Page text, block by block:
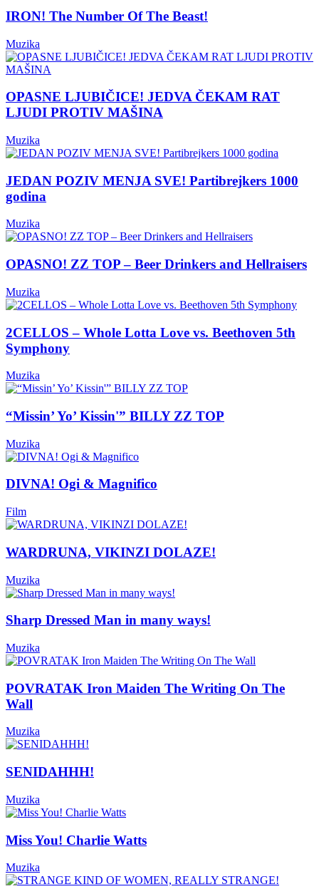
IRON! The Number Of The Beast!
Muzika
OPASNE LJUBIČICE! JEDVA ČEKAM RAT
LJUDI PROTIV MAŠINA
Muzika
JEDAN POZIV MENJA SVE! Partibrejkers 1000
godina
Muzika
OPASNO! ZZ TOP – Beer Drinkers and Hellraisers
Muzika
2CELLOS – Whole Lotta Love vs. Beethoven 5th
Symphony
Muzika
“Missin’ Yo’ Kissin'” BILLY ZZ TOP
Muzika
DIVNA! Ogi & Magnifico
Film
WARDRUNA, VIKINZI DOLAZE!
Muzika
Sharp Dressed Man in many ways!
Muzika
POVRATAK Iron Maiden The Writing On The
Wall
Muzika
SENIDAHHH!
Muzika
Miss You! Charlie Watts
Muzika